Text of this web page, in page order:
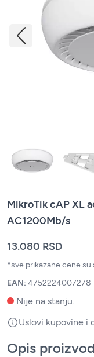
MikroTik cAP XL
AC1200Mb/s
13.080 RSD
*sve prikazane cene
EAN: 4752224007278
Nije na stanju.
Uslovi kupovine i
Opis